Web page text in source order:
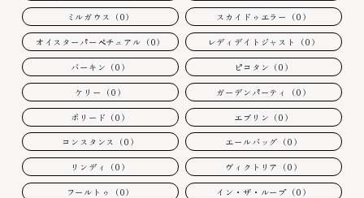
ミルガウス（0） スカイドゥエラー（0）
オイスターパーペチュアル（0） レディデイトジャスト（0）
バーキン（0） ピコタン（0）
ケリー（0） ガーデンパーティ（0）
ボリード（0） エブリン（0）
コンスタンス（0） エールバッグ（0）
リンディ（0） ヴィクトリア（0）
フールトゥ（0） イン・ザ・ループ（0）